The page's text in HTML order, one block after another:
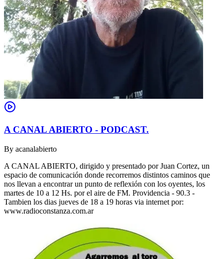
A CANAL ABIERTO - PODCAST.
By acanalabierto
A CANAL ABIERTO, dirigido y presentado por Juan Cortez, un
espacio de comunicación donde recorremos distintos caminos que
nos llevan a encontrar un punto de reflexión con los oyentes, los
martes de 10 a 12 Hs. por el aire de FM. Providencia - 90.3 -
Tambien los dias jueves de 18 a 19 horas via internet por:
www.radioconstanza.com.ar